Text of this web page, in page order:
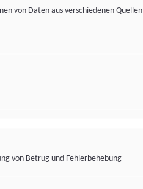
von Daten aus verschiedenen Quellen
von Betrug und Fehlerbehebung